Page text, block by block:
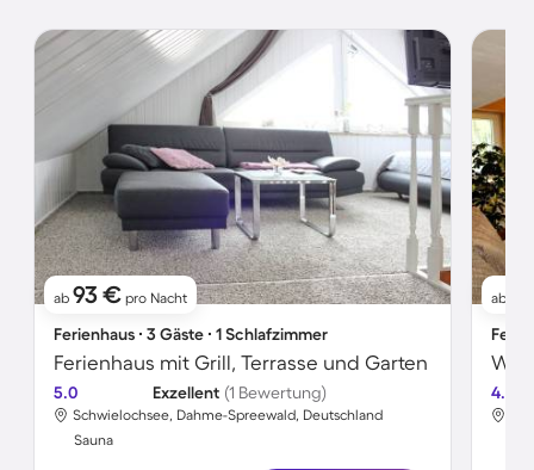
ab 93 € pro Nacht
Ferienhaus ∙ 3 Gäste ∙ 1 Schlafzimmer
Ferienhaus mit Grill, Terrasse und Garten
5.0 Exzellent (1 Bewertung)
Schwielochsee, Dahme-Spreewald, Deutschland
Sauna
ab
4.8